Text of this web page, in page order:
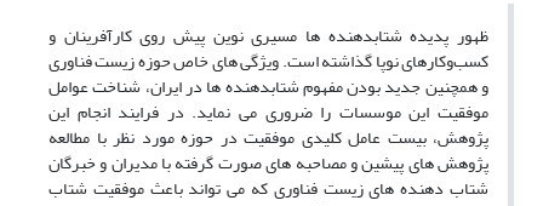
ظهور پدیده شتابدهنده ها مسیری نوین پیش روی کارآفرینان و
کسب‌و‌کارهای نوپا گذاشته است. ویژگی های خاص حوزه زیست فناوری
و همچنین جدید بودن مفهوم شتابدهنده ها در ایران، شناخت عوامل
موفقیت این موسسات را ضروری می نماید. در فرایند انجام این
پژوهش، بیست عامل کلیدی موفقیت در حوزه مورد نظر با مطالعه
پژوهش های پیشین و مصاحبه های صورت گرفته با مدیران و خبرگان
شتاب دهنده های زیست فناوری که می تواند باعث موفقیت شتاب